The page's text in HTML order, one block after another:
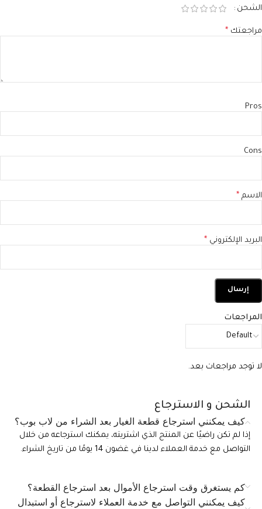
المراجعات
لا توجد مراجعات بعد.
الشحن
مراجعتك *
Pros
Cons
الاسم *
البريد الإلكتروني *
الشحن و الاسترجاع
كيف يمكنني استرجاع قطعة الغيار بعد الشراء من لاب بوب؟
إذا لم تكن راضيًا عن المنتج الذي اشتريته، يمكنك استرجاعه من خلال
التواصل مع خدمة العملاء لدينا في غضون 14 يومًا من تاريخ الشراء.
كم يستغرق وقت استرجاع الأموال بعد استرجاع القطعة؟
كيف يمكنني التواصل مع خدمة العملاء لاسترجاع أو استبدال